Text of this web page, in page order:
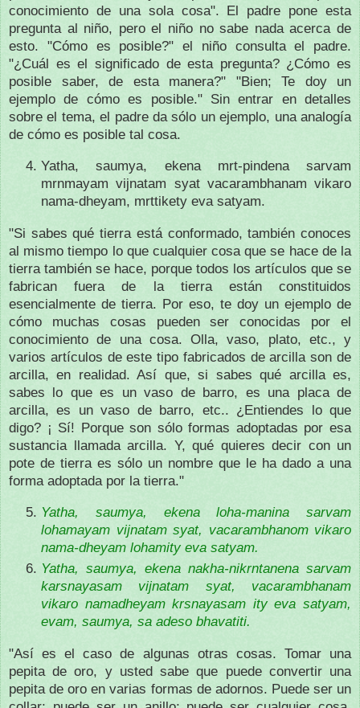
conocimiento de una sola cosa". El padre pone esta
pregunta al niño, pero el niño no sabe nada acerca de
esto. "Cómo es posible?" el niño consulta el padre.
"¿Cuál es el significado de esta pregunta? ¿Cómo es
posible saber, de esta manera?" "Bien; Te doy un
ejemplo de cómo es posible." Sin entrar en detalles
sobre el tema, el padre da sólo un ejemplo, una analogía
de cómo es posible tal cosa.
Yatha, saumya, ekena mrt-pindena sarvam
mrnmayam vijnatam syat vacarambhanam vikaro
nama-dheyam, mrttikety eva satyam.
"Si sabes qué tierra está conformado, también conoces
al mismo tiempo lo que cualquier cosa que se hace de la
tierra también se hace, porque todos los artículos que se
fabrican fuera de la tierra están constituidos
esencialmente de tierra. Por eso, te doy un ejemplo de
cómo muchas cosas pueden ser conocidas por el
conocimiento de una cosa. Olla, vaso, plato, etc., y
varios artículos de este tipo fabricados de arcilla son de
arcilla, en realidad.Así que, si sabes qué arcilla es,
sabes lo que es un vaso de barro, es una placa de
arcilla, es un vaso de barro, etc.. ¿Entiendes lo que
digo? ¡ Sí! Porque son sólo formas adoptadas por esa
sustancia llamada arcilla. Y, qué quieres decir con un
pote de tierra es sólo un nombre que le ha dado a una
forma adoptada por la tierra."
Yatha, saumya, ekena loha-manina sarvam
lohamayam vijnatam syat, vacarambhanom vikaro
nama-dheyam lohamity eva satyam.
Yatha, saumya, ekena nakha-nikrntanena sarvam
karsnayasam vijnatam syat, vacarambhanam
vikaro namadheyam krsnayasam ity eva satyam,
evam, saumya, sa adeso bhavatiti.
"Así es el caso de algunas otras cosas. Tomar una
pepita de oro, y usted sabe que puede convertir una
pepita de oro en varias formas de adornos. Puede ser un